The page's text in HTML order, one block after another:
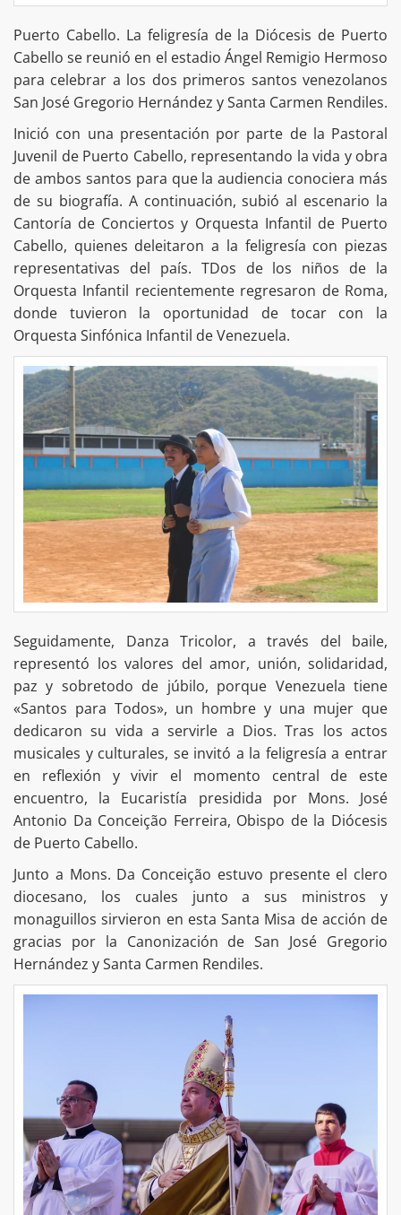
Puerto Cabello. La feligresía de la Diócesis de Puerto
Cabello se reunió en el estadio Ángel Remigio Hermoso
para celebrar a los dos primeros santos venezolanos
San José Gregorio Hernández y Santa Carmen Rendiles.
Inició con una presentación por parte de la Pastoral
Juvenil de Puerto Cabello, representando la vida y obra
de ambos santos para que la audiencia conociera más
de su biografía. A continuación, subió al escenario la
Cantoría de Conciertos y Orquesta Infantil de Puerto
Cabello, quienes deleitaron a la feligresía con piezas
representativas del país. TDos de los niños de la
Orquesta Infantil recientemente regresaron de Roma,
donde tuvieron la oportunidad de tocar con la
Orquesta Sinfónica Infantil de Venezuela.
Seguidamente, Danza Tricolor, a través del baile,
representó los valores del amor, unión, solidaridad,
paz y sobretodo de júbilo, porque Venezuela tiene
«Santos para Todos», un hombre y una mujer que
dedicaron su vida a servirle a Dios. Tras los actos
musicales y culturales, se invitó a la feligresía a entrar
en reflexión y vivir el momento central de este
encuentro, la Eucaristía presidida por Mons. José
Antonio Da Conceição Ferreira, Obispo de la Diócesis
de Puerto Cabello.
Junto a Mons. Da Conceição estuvo presente el clero
diocesano, los cuales junto a sus ministros y
monaguillos sirvieron en esta Santa Misa de acción de
gracias por la Canonización de San José Gregorio
Hernández y Santa Carmen Rendiles.